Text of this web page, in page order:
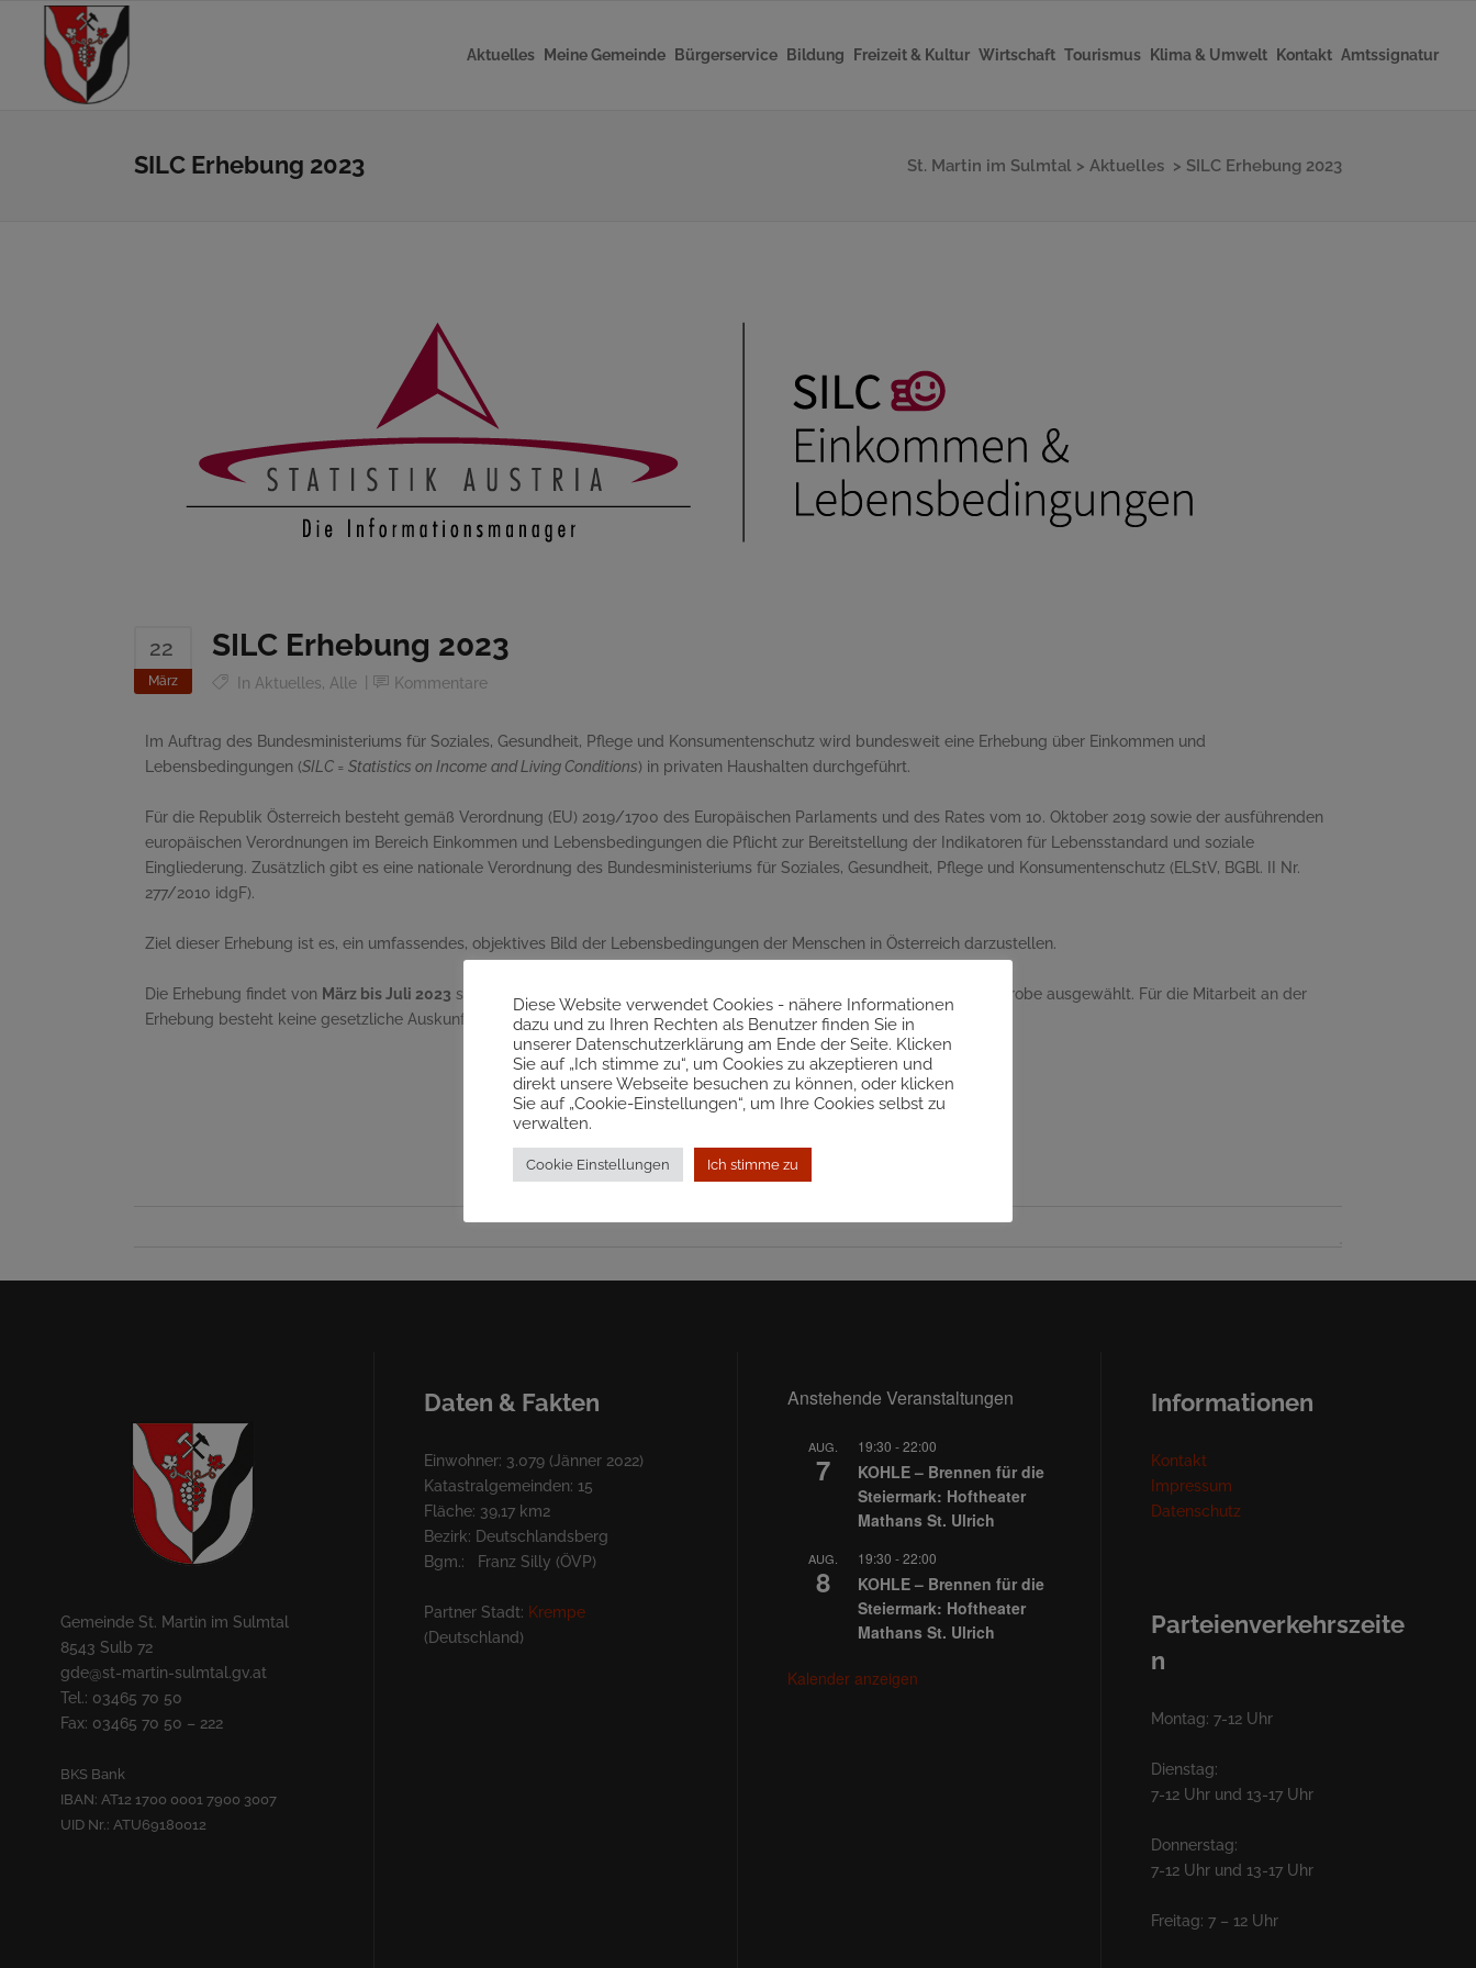
Aktuelles Meine Gemeinde Bürgerservice Bildung Freizeit & Kultur Wirtschaft Tourismus Klima & Umwelt Kontakt Amtssignatur
SILC Erhebung 2023 St. Martin im Sulmtal > Aktuelles > SILC Erhebung 2023
22
März
SILC Erhebung 2023
In Aktuelles, Alle Kommentare
Im Auftrag des Bundesministeriums für Soziales, Gesundheit, Pflege und Konsumentenschutz wird bundesweit eine Erhebung über Einkommen und
Lebensbedingungen (SILC = Statistics on Income and Living Conditions) in privaten Haushalten durchgeführt.
Für die Republik Österreich besteht gemäß Verordnung (EU) 2019/1700 des Europäischen Parlaments und des Rates vom 10. Oktober 2019 sowie der ausführenden
europäischen Verordnungen im Bereich Einkommen und Lebensbedingungen die Pflicht zur Bereitstellung der Indikatoren für Lebensstandard und soziale
Eingliederung. Zusätzlich gibt es eine nationale Verordnung des Bundesministeriums für Soziales, Gesundheit, Pflege und Konsumentenschutz (ELStV, BGBl. II Nr.
277/2010 idgF).
Ziel dieser Erhebung ist es, ein umfassendes, objektives Bild der Lebensbedingungen der Menschen in Österreich darzustellen.
Die Erhebung findet von März bis Juli 2023 statt. Dazu werden private Haushalte in ganz Österreich mittels Zufallsstichprobe ausgewählt. Für die Mitarbeit an der
Erhebung besteht keine gesetzliche Auskunftspflicht.
Nähere Informationen
Gemeinde St. Martin im Sulmtal
8543 Sulb 72
gde@st-martin-sulmtal.gv.at
Tel.: 03465 70 50
Fax: 03465 70 50 – 222
BKS Bank
IBAN: AT12 1700 0001 7900 3007
UID Nr.: ATU69180012
Daten & Fakten
Einwohner: 3.079 (Jänner 2022)
Katastralgemeinden: 15
Fläche: 39,17 km2
Bezirk: Deutschlandsberg
Bgm.: Franz Silly (ÖVP)
Partner Stadt: Krempe
(Deutschland)
Anstehende Veranstaltungen
AUG.
7
19:30 -22:00
KOHLE – Brennen für die
Steiermark: Hoftheater
Mathans St. Ulrich
AUG.
8
19:30 -22:00
KOHLE – Brennen für die
Steiermark: Hoftheater
Mathans St. Ulrich
Kalender anzeigen
Informationen
Kontakt
Impressum
Datenschutz
Parteienverkehrszeite
n
Montag: 7-12 Uhr
Dienstag:
7-12 Uhr und 13-17 Uhr
Donnerstag:
7-12 Uhr und 13-17 Uhr
Freitag: 7 – 12 Uhr
Diese Website verwendet Cookies - nähere Informationen
dazu und zu Ihren Rechten als Benutzer finden Sie in
unserer Datenschutzerklärung am Ende der Seite. Klicken
Sie auf „Ich stimme zu“, um Cookies zu akzeptieren und
direkt unsere Webseite besuchen zu können, oder klicken
Sie auf „Cookie-Einstellungen“, um Ihre Cookies selbst zu
verwalten.
Cookie Einstellungen Ich stimme zu